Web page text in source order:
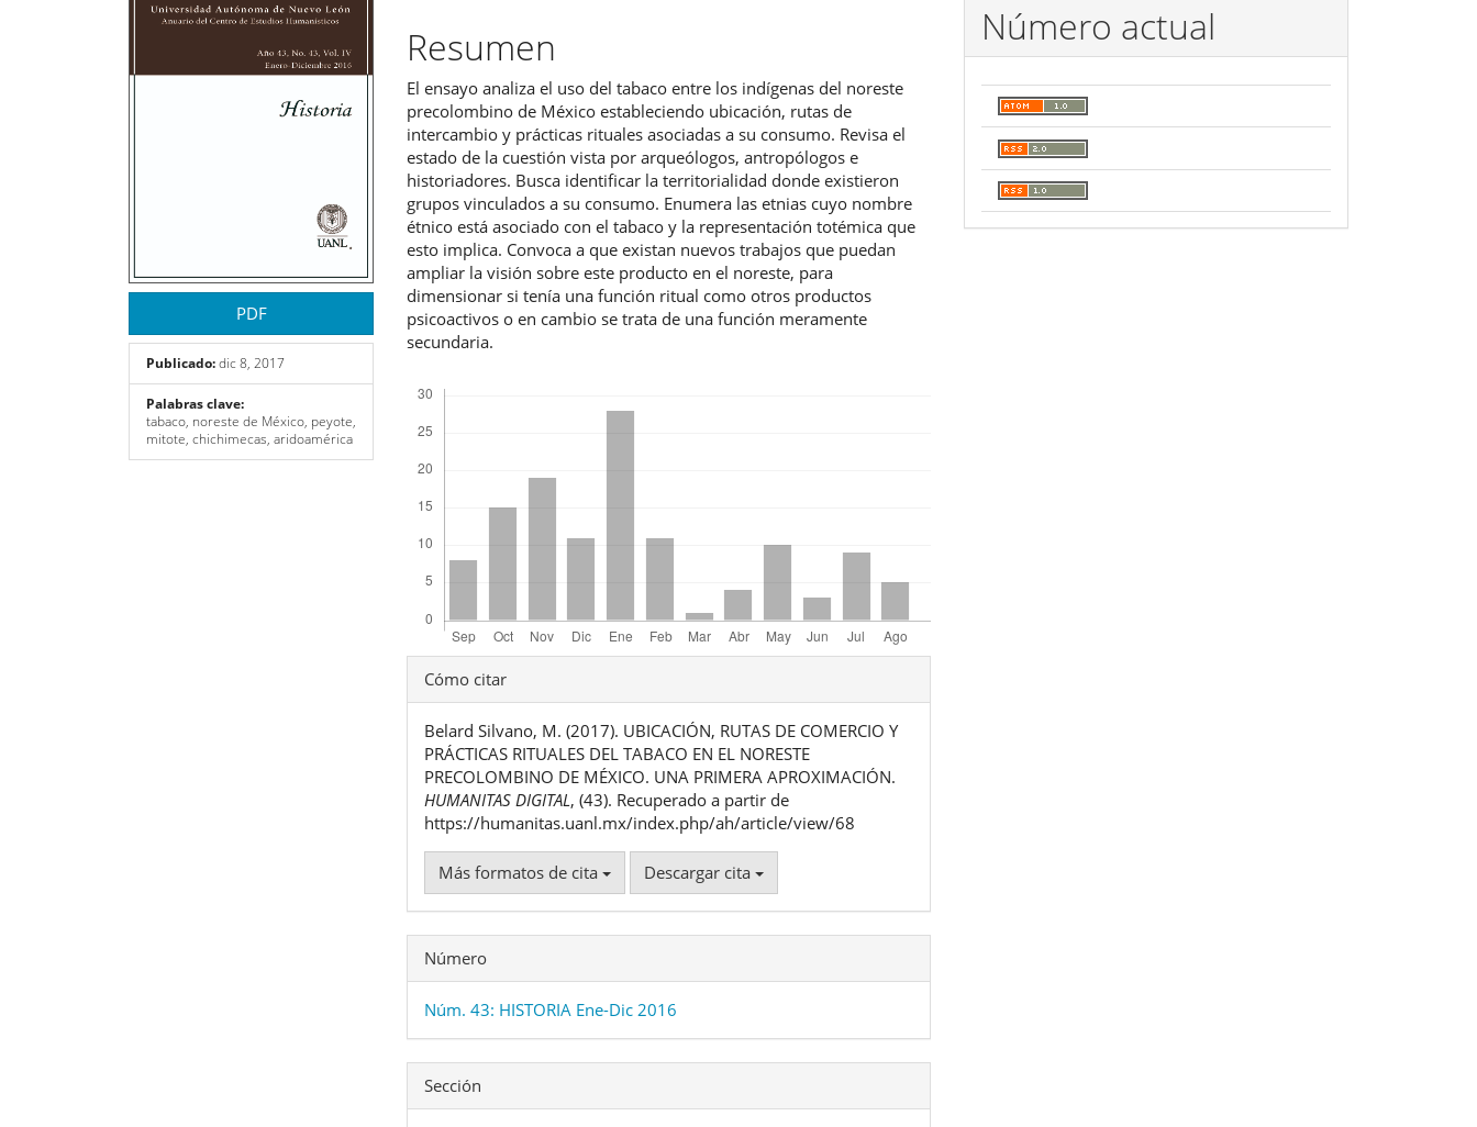
del
PDF
Publicado:dic 8, 2017
Palabras clave:
tabaco, noreste de México, peyote,
mitote, chichimecas, aridoamérica
artículo
Resumen
El ensayo analiza el uso del tabaco entre los indígenas del noreste
precolombino de México estableciendo ubicación, rutas de
intercambio y prácticas rituales asociadas a su consumo. Revisa el
estado de la cuestión vista por arqueólogos, antropólogos e
historiadores. Busca identificar la territorialidad donde existieron
grupos vinculados a su consumo. Enumera las etnias cuyo nombre
étnico está asociado con el tabaco y la representación totémica que
esto implica. Convoca a que existan nuevos trabajos que puedan
ampliar la visión sobre este producto en el noreste, para
dimensionar si tenía una función ritual como otros productos
psicoactivos o en cambio se trata de una función meramente
secundaria.
Detalles
del
artículo
Cómo citar
Belard Silvano, M. (2017). UBICACIÓN, RUTAS DE COMERCIO Y
PRÁCTICAS RITUALES DEL TABACO EN EL NORESTE
PRECOLOMBINO DE MÉXICO. UNA PRIMERA APROXIMACIÓN.
HUMANITAS DIGITAL, (43). Recuperado a partir de
https://humanitas.uanl.mx/index.php/ah/article/view/68
Más formatos de cita Descargar cita
Número
Núm. 43: HISTORIA Ene-Dic 2016
Sección
Número actual